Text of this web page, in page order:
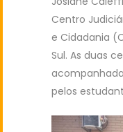
Centro
e Cidadania
Sul. As duas
pelos